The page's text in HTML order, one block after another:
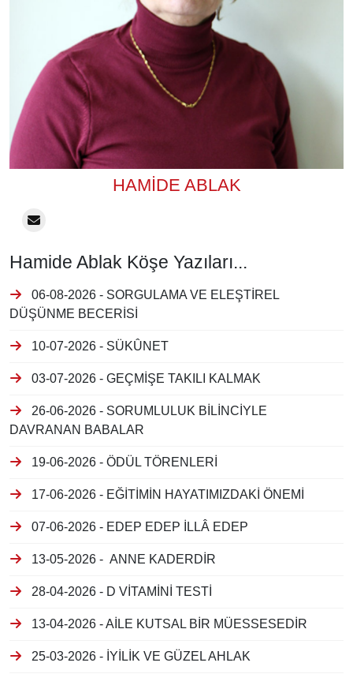
HAMIDE ABLAK
Hamide Ablak Köşe Yazıları...
06-08-2026 - SORGULAMA VE ELEŞTİREL
DÜŞÜNME BECERİSİ
10-07-2026 - SÜKÛNET
03-07-2026 - GEÇMİŞE TAKILI KALMAK
26-06-2026 - SORUMLULUK BİLİNCİYLE
DAVRANAN BABALAR
19-06-2026 - ÖDÜL TÖRENLERİ
17-06-2026 - EĞİTİMİN HAYATIMIZDAKİ ÖNEMİ
07-06-2026 - EDEP EDEP İLLÂ EDEP
13-05-2026 - ANNE KADERDİR
28-04-2026 - D VİTAMİNİ TESTİ
13-04-2026 - AİLE KUTSAL BİR MÜESSESEDİR
25-03-2026 - İYİLİK VE GÜZEL AHLAK